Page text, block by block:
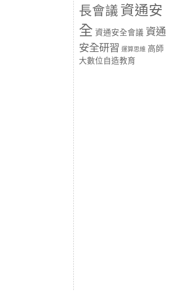
長會議 資通安
全 資通安全會議 資通
安全研習 運算思維 高師
大數位自造教育